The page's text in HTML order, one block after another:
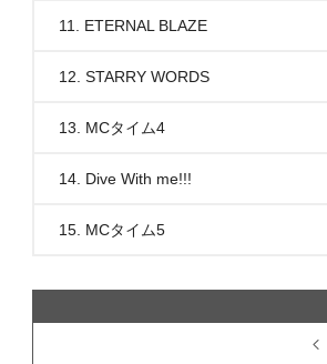
11. ETERNAL BLAZE
12. STARRY WORDS
13. MCタイム4
14. Dive With me!!!
15. MCタイム5